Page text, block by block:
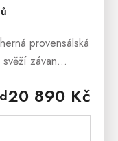
20 890 Kč
provensálská
závan